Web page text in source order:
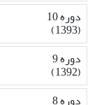
دوره 10
(1393)
دوره 9
(1392)